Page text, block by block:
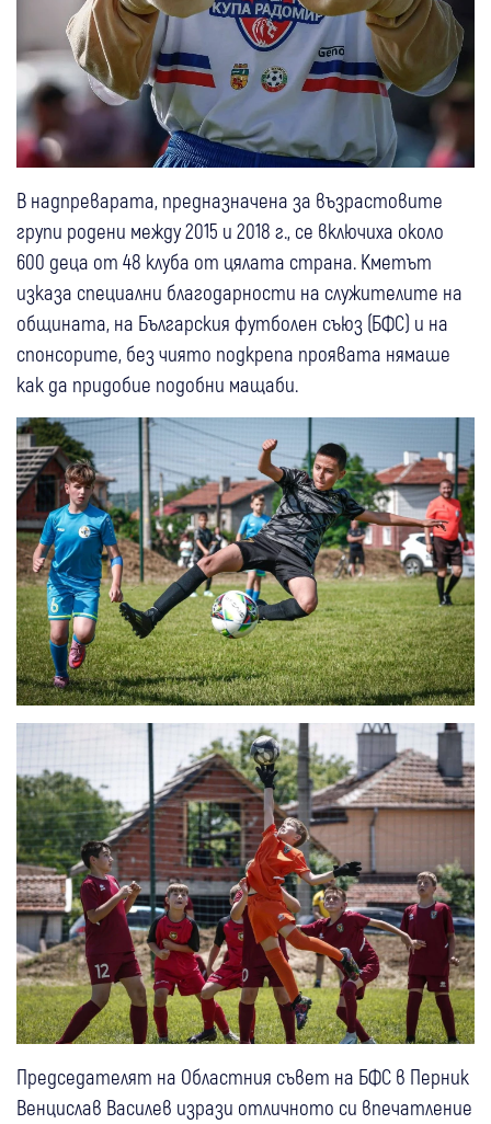
В надпреварата, предназначена за възрастовите
групи родени между 2015 и 2018 г., се включиха около
600 деца от 48 клуба от цялата страна. Кметът
изказа специални благодарности на служителите на
общината, на Българския футболен съюз (БФС) и на
спонсорите, без чиято подкрепа проявата нямаше
как да придобие подобни мащаби.
Председателят на Областния съвет на БФС в Перник
Венцислав Василев изрази отличното си впечатление